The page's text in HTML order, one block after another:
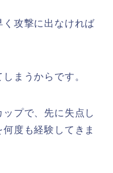
攻撃に出なければ
まうからです。
プで、先に失点し
度も経験してきま